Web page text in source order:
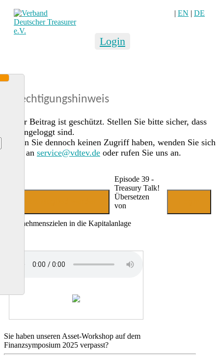
| EN | DE
Login
Berechtigungshinweis
Dieser Beitrag ist geschützt. Stellen Sie bitte sicher, dass
Sie eingeloggt sind.
Sollten Sie dennoch keinen Zugriff haben, wenden Sie sich
gerne an service@vdtev.de oder rufen Sie uns an.
Episode 39 -
Treasury Talk!
Übersetzen
von
Unternehmenszielen in die Kapitalanlage
Sie haben unseren Asset-Workshop auf dem
Finanzsymposium 2025 verpasst?